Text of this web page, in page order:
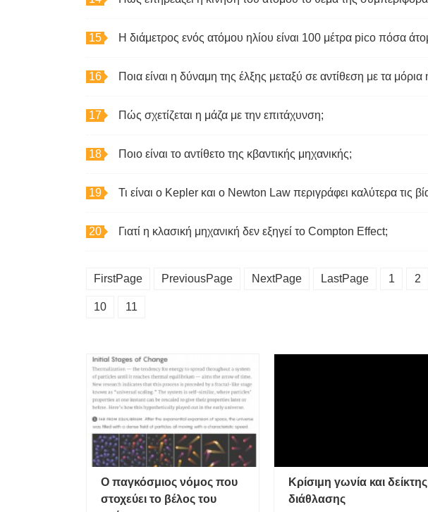
Πώς σχετίζεται η μάζα με την επιτάχυνση;
Ποιο είναι το αντίθετο της κβαντικής μηχανικής;
Τι είναι ο Kepler και ο Newton Law περιγράφει καλύτερα τις
Γιατί η κλασική μηχανική δεν εξηγεί το Compton Effect;
FirstPage PreviousPage NextPage LastPage 1 2
10 11
Ο παγκόσμιος νόμος που
στοχεύει το βέλος του
Κρίσιμη γωνία και δείκτης
διάθλασης